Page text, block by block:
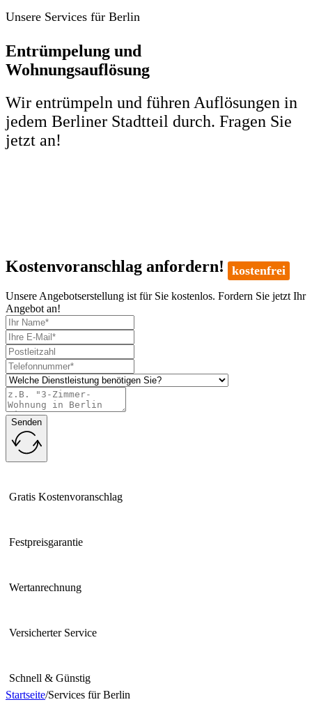
Unsere Services für Berlin
Entrümpelung und
Wohnungs­auflösung
Wir entrümpeln und führen Auflösungen in
jedem Berliner Stadtteil durch. Fragen Sie
jetzt an!
Kostenvoranschlag anfordern! kostenfrei
Unsere Angebotserstellung ist für Sie kostenlos. Fordern Sie jetzt Ihr
Angebot an!
Senden
Gratis Kostenvoranschlag
Festpreisgarantie
Wertanrechnung
Versicherter Service
Schnell & Günstig
Startseite/Services für Berlin